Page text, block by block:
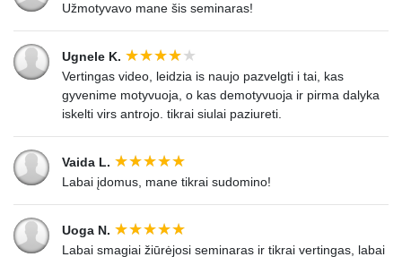
Užmotyvavo mane šis seminaras!
Ugnele K.
Vertingas video, leidzia is naujo pazvelgti i tai, kas
gyvenime motyvuoja, o kas demotyvuoja ir pirma dalyka
iskelti virs antrojo. tikrai siulai paziureti.
Vaida L.
Labai įdomus, mane tikrai sudomino!
Uoga N.
Labai smagiai žiūrėjosi seminaras ir tikrai vertingas, labai